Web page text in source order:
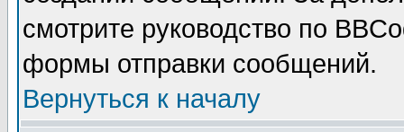
смотрите руководство по
формы отправки сообщений.
Вернуться к началу